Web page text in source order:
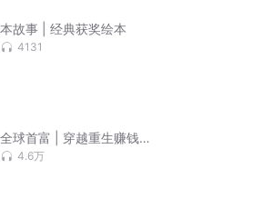
故事 | 经典获奖绘本
4131
球首富 | 穿越重生赚钱
费4.6万